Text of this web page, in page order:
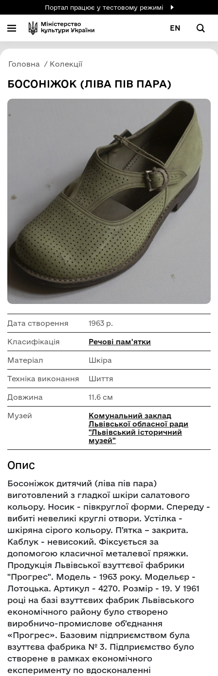
Портал працює у тестовому режимі
EN
Головна Колекції
БОСОНІЖОК (ЛІВА ПІВ ПАРА)
Дата створення 1963 р.
Класифікація Речові пам'ятки
Матеріал Шкіра
Техніка виконання Шиття
Довжина 11.6 см
Музей
Комунальний заклад
Львівської обласної ради
"Львівський історичний
музей"
Опис
Босоніжок дитячий (ліва пів пара)
виготовлений з гладкої шкіри салатового
кольору. Носик - півкруглої форми. Спереду -
вибиті невеликі круглі отвори. Устілка -
шкіряна сірого кольору. Пʼятка – закрита.
Каблук - невисокий. Фіксується за
допомогою класичної металевої пряжки.
Продукція Львівської взуттєвої фабрики
"Прогрес". Модель - 1963 року. Модельєр -
Лотоцька. Артикул - 4270. Розмір - 19. У 1961
році на базі взуттєвих фабрик Львівського
економічного району було створено
виробничо-промислове обʼєднання
«Прогрес». Базовим підприємством була
взуттєва фабрика № 3. Підприємство було
створене в рамках економічного
експерименту по вдосконаленні